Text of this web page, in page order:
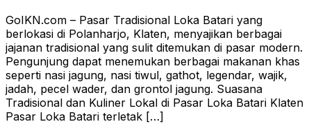
GoIKN.com – Pasar Tradisional Loka Batari yang
berlokasi di Polanharjo, Klaten, menyajikan berbagai
jajanan tradisional yang sulit ditemukan di pasar modern.
Pengunjung dapat menemukan berbagai makanan khas
seperti nasi jagung, nasi tiwul, gathot, legendar, wajik,
jadah, pecel wader, dan grontol jagung. Suasana
Tradisional dan Kuliner Lokal di Pasar Loka Batari Klaten
Pasar Loka Batari terletak […]